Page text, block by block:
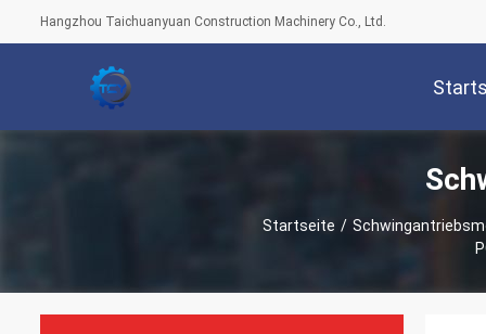
Hangzhou Taichuanyuan Construction Machinery Co., Ltd.
Startseite /